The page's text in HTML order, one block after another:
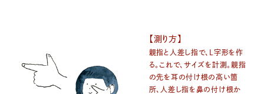
【測り方】
親指と人差し指で、L字形を作
る。これで、サイズを計測。親指
の先を耳の付け根の高い箇
所、人差し指を鼻の付け根か